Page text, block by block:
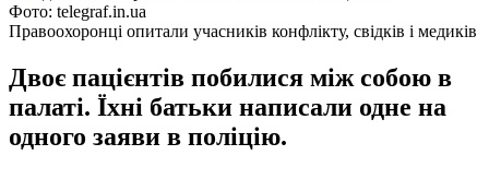
Фото: telegraf.in.ua
Правоохоронці опитали учасників конфлікту, свідків і медиків
Двоє пацієнтів побилися між собою в
палаті. Їхні батьки написали одне на
одного заяви в поліцію.